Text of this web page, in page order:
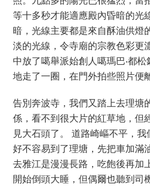
等十多秒才能適應殿內昏暗的光
暗，光線主要都是來自酥油供燈
淡的光線，令寺廟的宗教色彩更
中放了噶舉派始創人噶瑪巴‧都
地走了一圈，在門外拍些照片便
告別奔波寺，我們又踏上去理塘
係，看不到很大片的紅草地，但
見大石頭了。 道路崎嶇不平，我
好不容易到了理塘，先把車加滿
去雅江是漫漫長路，吃飽後再加
開始倒頭大睡，但偶爾也聽到司